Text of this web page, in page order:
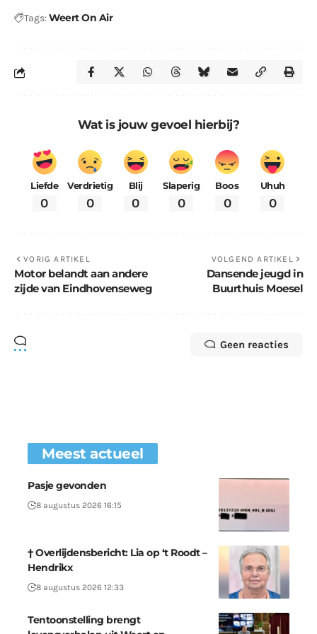
Tags:Weert On Air
Wat is jouw gevoel hierbij?
Liefde
0
Verdrietig
0
Blij
0
Slaperig
0
Boos
0
Uhuh
0
VORIG ARTIKEL
Motor belandt aan andere
zijde van Eindhovenseweg
VOLGEND ARTIKEL
Dansende jeugd in
Buurthuis Moesel
Geen reacties
Meest actueel
Pasje gevonden
8 augustus 2026 16:15
† Overlijdensbericht: Lia op ‘t Roodt –
Hendrikx
8 augustus 2026 12:33
Tentoonstelling brengt